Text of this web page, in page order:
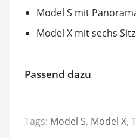
Model S mit
Model X mit sechs
Passend dazu
Tags: Model S, Model X,